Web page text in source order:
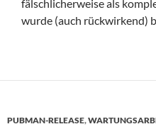
fälschlicherweise als
wurde (auch rückwirkend)
PUBMAN-RELEASE,